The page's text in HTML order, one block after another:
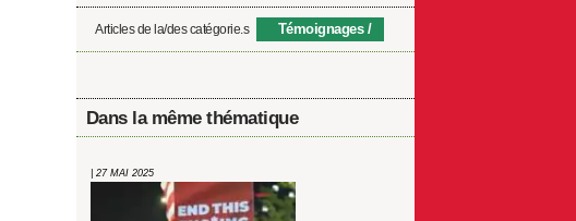
Articles de la/des catégorie.s Témoignages
Dans la même thématique
| 27 MAI 2025